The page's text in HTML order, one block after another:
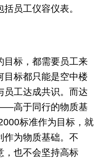
员工仪容仪表。
目标，都需要员工来
目标都只能是空中楼
员工达成共识。而达
高于同行的物质基
标准作为目标，就
作为物质基础。不
，也不会坚持高标